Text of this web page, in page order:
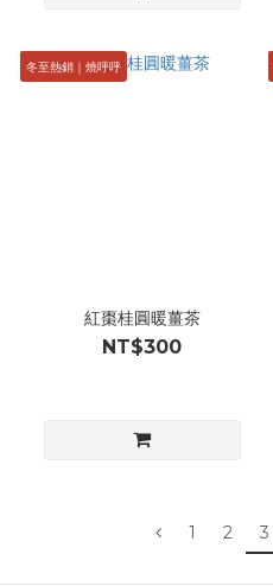
冬至熱銷｜燒呼呼
紅棗桂圓暖薑茶
NT$300
1 2 3